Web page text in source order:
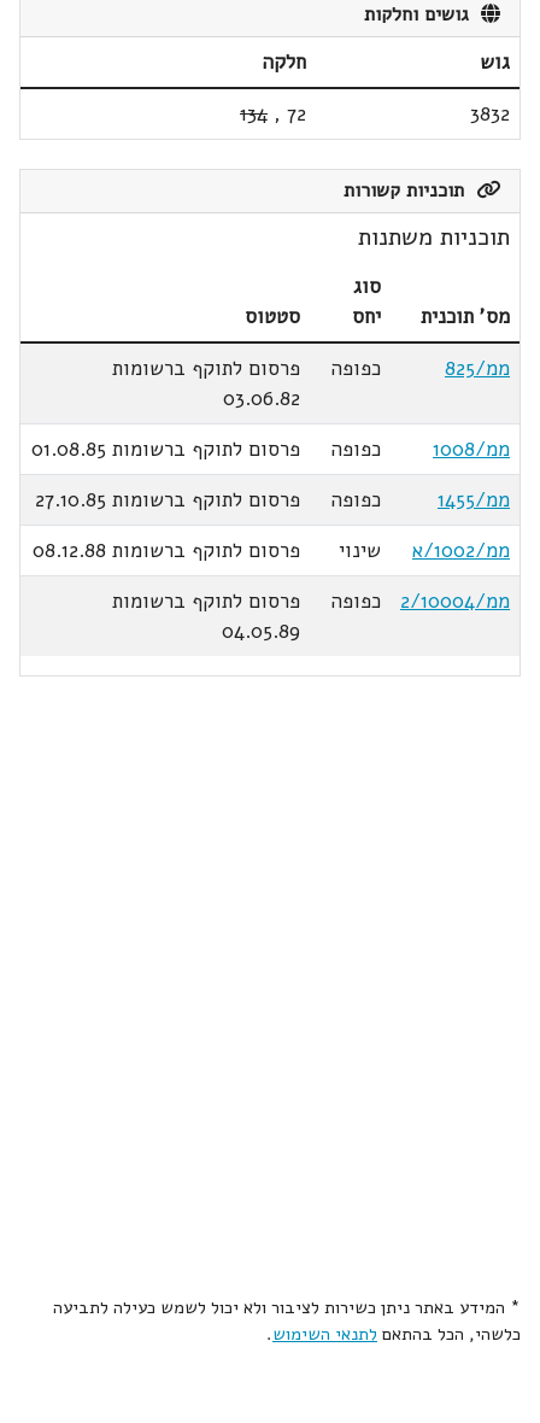
גושים וחלקות
גוש
חלקה
3832
72
,
134
תוכניות קשורות
תוכניות משתנות
מס' תוכנית
סוג
יחס
סטטוס
ממ/825
כפופה
פרסום לתוקף ברשומות
03.06.82
ממ/1008
כפופה
פרסום לתוקף ברשומות 01.08.85
ממ/1455
כפופה
פרסום לתוקף ברשומות 27.10.85
ממ/1002/א
שינוי
פרסום לתוקף ברשומות 08.12.88
ממ/2/10004
כפופה
פרסום לתוקף ברשומות
04.05.89
* המידע באתר ניתן כשירות לציבור ולא יכול לשמש כעילה לתביעה
כלשהי, הכל בהתאם לתנאי השימוש.